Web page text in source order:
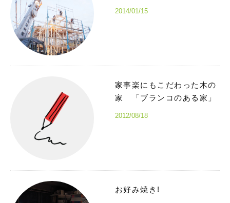
2014/01/15
家事楽にもこだわった木の
家 「ブランコのある家」
2012/08/18
お好み焼き!